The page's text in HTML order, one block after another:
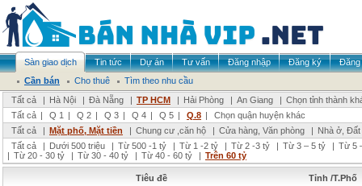
Sàn giao dịch Tin tức Dự án Tư vấn Đăng nhập Đăng ký
Đăng
Cần bán
Cho thuê
Tìm theo nhu cầu
Tất cả
| Hà Nội | Đà Nẵng | TP HCM | Hải Phòng | An Giang | Chọn tỉnh thành
Tất cả | Q 1 | Q 2 | Q 3 | Q 4 | Q 5 | Q.8 |
Chọn quận huyện khác
Tất cả
| Mặt phố, Mặt tiền | Chung cư ,căn hộ | Cửa hàng, Văn phòng | Nhà ở,
Tất cả
| Dưới 500 triệu | Từ 500 -1 tỷ | Từ 1 -2 tỷ | Từ 2 -3 tỷ | Từ 3 – 5 tỷ | Từ 5
| Từ 20 - 30 tỷ | Từ 30 - 40 tỷ | Từ 40 - 60 tỷ | Trên 60 tỷ
Tiêu đề Tỉnh /T.Phố